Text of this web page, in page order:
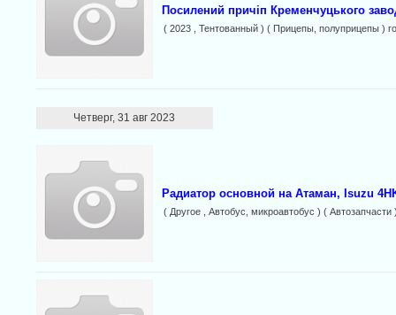
Посилений причіп Кременчуцького
( 2023 , Тентованный ) ( Прицепы, полуприцепы )
Четверг, 31 авг 2023
Радиатор основной на Атаман, Isuzu
( Другое , Автобус, микроавтобус ) ( Автозапчасти